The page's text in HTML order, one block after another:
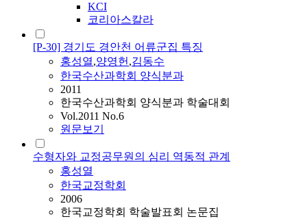
KCI
코리아스칼라
[P-30] 경기도 경안천 어류군집 특징
홍성열,양영헌,김동수
한국수산과학회 양식분과
2011
한국수산과학회 양식분과 학술대회
Vol.2011 No.6
원문보기
수형자와 교정공무원의 심리 역동적 관계
홍성열
한국교정학회
2006
한국교정학회 학술발표회 논문집